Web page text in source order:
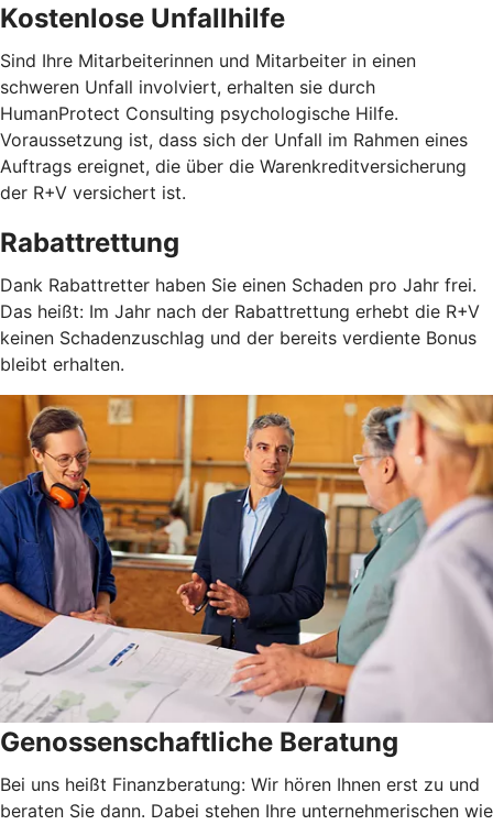
Kostenlose Unfallhilfe
Sind Ihre Mitarbeiterinnen und Mitarbeiter in einen
schweren Unfall involviert, erhalten sie durch
HumanProtect Consulting psychologische Hilfe.
Voraussetzung ist, dass sich der Unfall im Rahmen eines
Auftrags ereignet, die über die Warenkreditversicherung
der R+V versichert ist.
Rabattrettung
Dank Rabattretter haben Sie einen Schaden pro Jahr frei.
Das heißt: Im Jahr nach der Rabattrettung erhebt die R+V
keinen Schadenzuschlag und der bereits verdiente Bonus
bleibt erhalten.
Genossenschaftliche Beratung
Bei uns heißt Finanzberatung: Wir hören Ihnen erst zu und
beraten Sie dann. Dabei stehen Ihre unternehmerischen wie